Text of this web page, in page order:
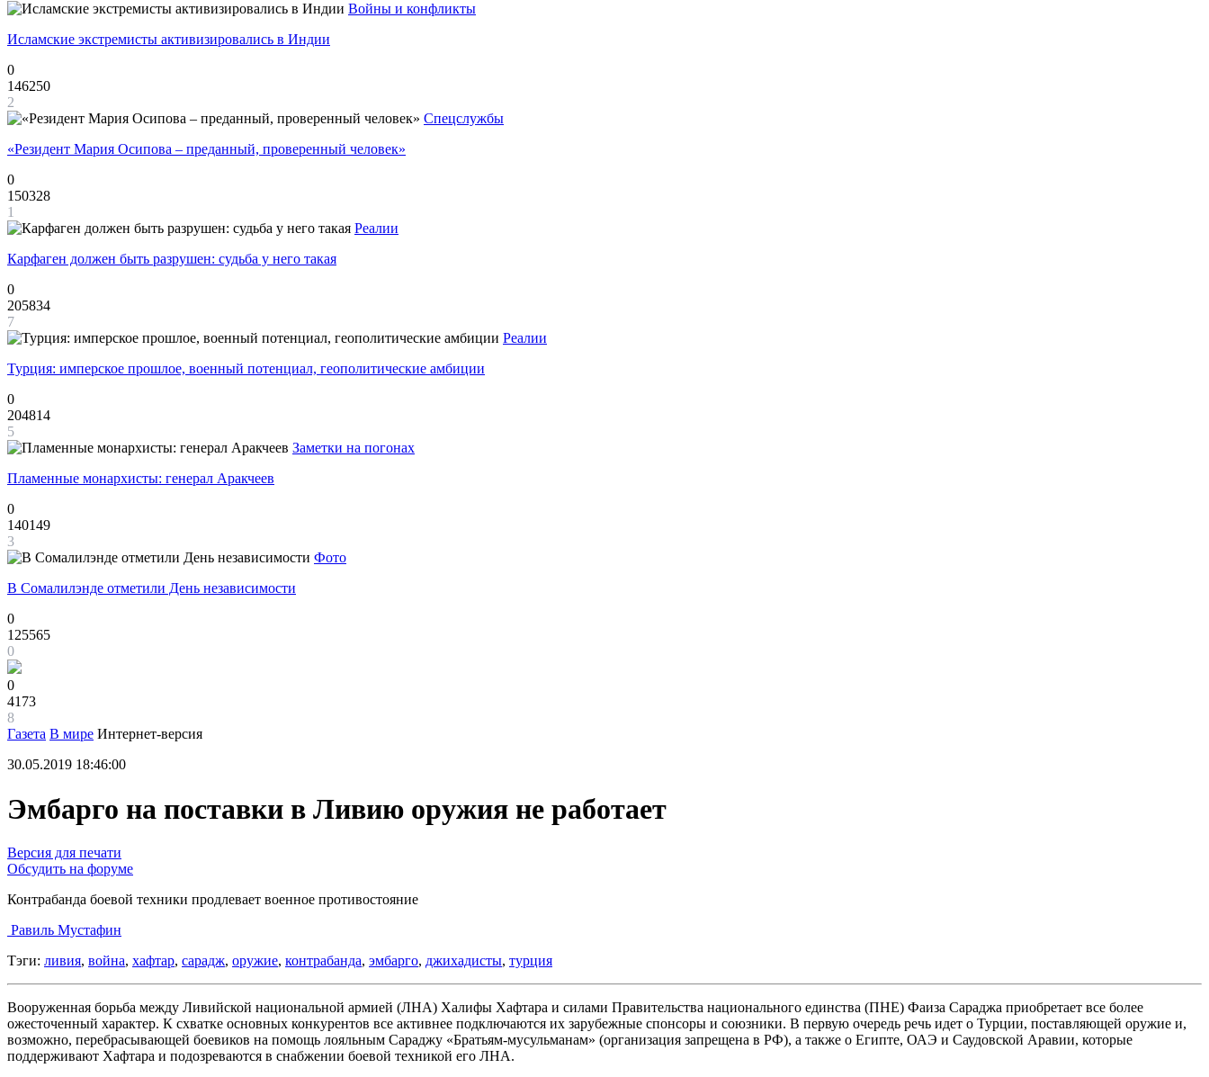
Войны и конфликты
Исламские экстремисты активизировались в Индии
0
146250
2
Спецслужбы
«Резидент Мария Осипова – преданный, проверенный человек»
0
150328
1
Реалии
Карфаген должен быть разрушен: судьба у него такая
0
205834
7
Реалии
Турция: имперское прошлое, военный потенциал, геополитические амбиции
0
204814
5
Заметки на погонах
Пламенные монархисты: генерал Аракчеев
0
140149
3
Фото
В Сомалилэнде отметили День независимости
0
125565
0
0
4173
8
Газета В мире Интернет-версия
30.05.2019 18:46:00
Эмбарго на поставки в Ливию оружия не работает
Версия для печати
Обсудить на форуме
Контрабанда боевой техники продлевает военное противостояние
Равиль Мустафин
Тэги: ливия, война, хафтар, сарадж, оружие, контрабанда, эмбарго, джихадисты, турция
Вооруженная борьба между Ливийской национальной армией (ЛНА) Халифы Хафтара и силами Правительства национального единства (ПНЕ) Фаиза Сараджа приобретает все более
ожесточенный характер. К схватке основных конкурентов все активнее подключаются их зарубежные спонсоры и союзники. В первую очередь речь идет о Турции, поставляющей оружие и,
возможно, перебрасывающей боевиков на помощь лояльным Сараджу «Братьям-мусульманам» (организация запрещена в РФ), а также о Египте, ОАЭ и Саудовской Аравии, которые
поддерживают Хафтара и подозреваются в снабжении боевой техникой его ЛНА.